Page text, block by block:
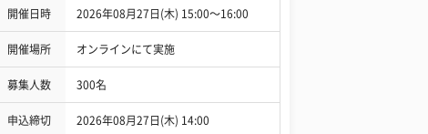
開催日時 2026年08月27日(木) 15:00〜16:00
開催場所 オンラインにて実施
募集人数 300名
申込締切 2026年08月27日(木) 14:00